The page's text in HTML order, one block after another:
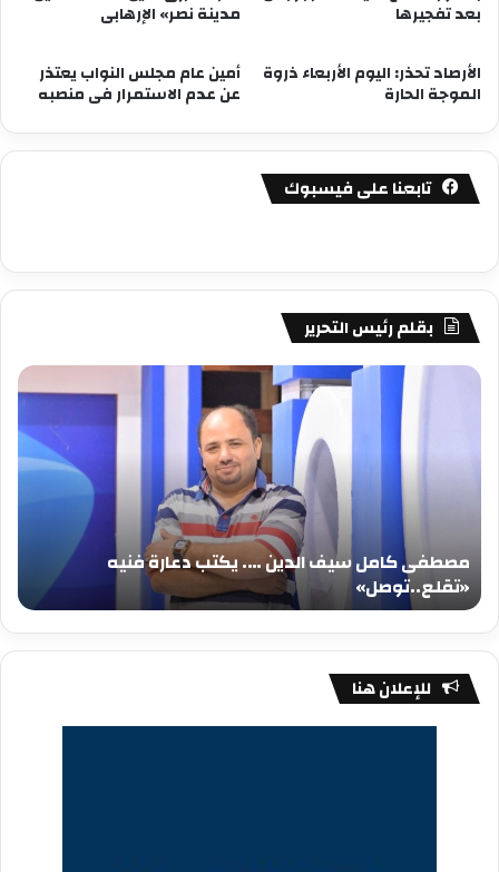
بعد تفجيرها مدينة نصر» الإرهابى
الأرصاد تحذر: اليوم الأربعاء ذروة
الموجة الحارة
أمين عام مجلس النواب يعتذر
عن عدم الاستمرار فى منصبه
تابعنا على فيسبوك
بقلم رئيس التحرير
مصطفى
«تقلع..توصل»
مصطفى كامل سيف الدين …. يكتب دعارة فنيه
«تقلع..توصل»
….
للإعلان هنا